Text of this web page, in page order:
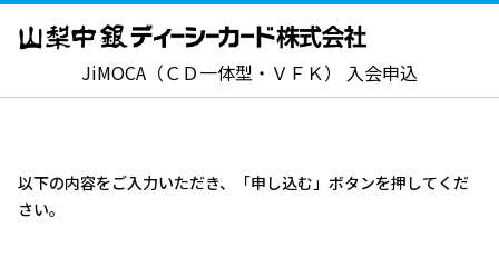
JiMOCA（ＣＤ一体型・ＶＦＫ） 入会申込
以下の内容をご入力いただき、「申し込む」ボタンを押してくだ
さい。